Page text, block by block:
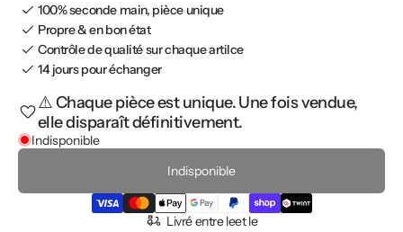
100% seconde main, pièce unique
Propre & en bon état
Contrôle de qualité sur chaque artilce
14 jours pour échanger
⚠️ Chaque pièce est unique. Une fois vendue,
elle disparaît définitivement.
Indisponible
Indisponible
Livré entre leet le